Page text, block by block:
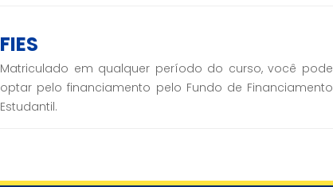
FIES
Matriculado em qualquer período do curso, você pode
optar pelo financiamento pelo Fundo de Financiamento
Estudantil.